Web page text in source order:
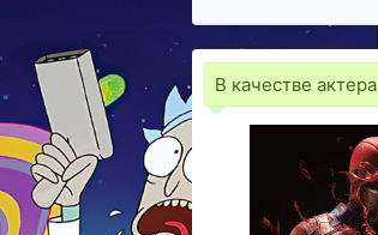
В качестве актера